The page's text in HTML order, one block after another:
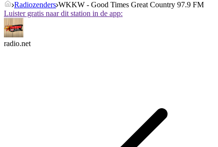
Radiozenders WKKW - Good Times Great Country 97.9 FM
Luister gratis naar dit station in de app:
radio.net